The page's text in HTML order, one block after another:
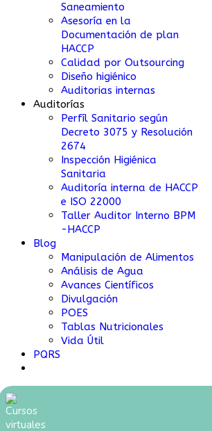
Saneamiento
Asesoría en la
Documentación de plan
HACCP
Calidad por Outsourcing
Diseño higiénico
Auditorias internas
Auditorías
Perfíl Sanitario según
Decreto 3075 y Resolución
2674
Inspección Higiénica
Sanitaria
Auditoría interna de HACCP
e ISO 22000
Taller Auditor Interno BPM
-HACCP
Blog
Manipulación de Alimentos
Análisis de Agua
Avances Científicos
Divulgación
POES
Tablas Nutricionales
Vida Útil
PQRS